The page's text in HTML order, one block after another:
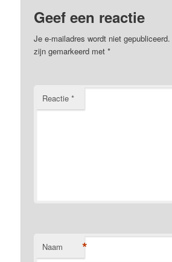
Geef een reactie
Je e-mailadres wordt niet gepubliceerd.
zijn gemarkeerd met*
Reactie*
Naam *